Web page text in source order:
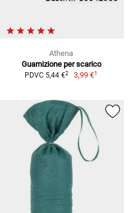
Athena
Guarnizione per scarico
PDVC 5,44 €2 3,99 €1